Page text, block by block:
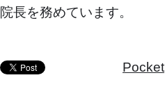
院長を務めています。
Pocket